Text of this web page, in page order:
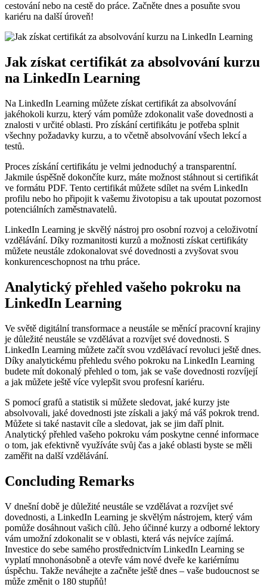
cestování nebo na cestě do práce. Začněte dnes a posuňte svou
kariéru na další úroveň!
Jak získat certifikát za absolvování kurzu
na LinkedIn Learning
Na LinkedIn Learning můžete získat certifikát za absolvování
jakéhokoli kurzu, který vám pomůže zdokonalit vaše dovednosti a
znalosti v určité oblasti. Pro získání certifikátu je potřeba splnit
všechny požadavky kurzu, a to včetně absolvování všech lekcí a
testů.
Proces získání certifikátu je velmi jednoduchý a transparentní.
Jakmile úspěšně dokončíte kurz, máte možnost stáhnout si certifikát
ve formátu PDF. Tento certifikát můžete sdílet na svém LinkedIn
profilu nebo ho připojit k vašemu životopisu a tak upoutat pozornost
potenciálních zaměstnavatelů.
LinkedIn Learning je skvělý nástroj pro osobní rozvoj a celoživotní
vzdělávání. Díky rozmanitosti kurzů a možnosti získat certifikáty
můžete neustále zdokonalovat své dovednosti a zvyšovat svou
konkurenceschopnost na trhu práce.
Analytický přehled vašeho pokroku na
LinkedIn Learning
Ve světě digitální transformace a neustále se měnící pracovní krajiny
je důležité neustále se vzdělávat a rozvíjet své dovednosti. S
LinkedIn Learning můžete začít svou vzdělávací revoluci ještě dnes.
Díky analytickému přehledu svého pokroku na LinkedIn Learning
budete mít dokonalý přehled o tom, jak se vaše dovednosti rozvíjejí
a jak můžete ještě více vylepšit svou profesní kariéru.
S pomocí grafů a statistik si můžete sledovat, jaké kurzy jste
absolvovali, jaké dovednosti jste získali a jaký má váš pokrok trend.
Můžete si také nastavit cíle a sledovat, jak se jim daří plnit.
Analytický přehled vašeho pokroku vám poskytne cenné informace
o tom, jak efektivně využíváte svůj čas a jaké oblasti byste se měli
zaměřit na další vzdělávání.
Concluding Remarks
V dnešní době je důležité neustále se vzdělávat a rozvíjet své
dovednosti, a LinkedIn Learning je skvělým nástrojem, který vám
pomůže dosáhnout vašich cílů. Jeho účinné kurzy a odborné lektory
vám umožní zdokonalit se v oblasti, která vás nejvíce zajímá.
Investice do sebe samého prostřednictvím LinkedIn Learning se
vyplatí mnohonásobně a otevře vám nové dveře ke kariérnímu
úspěchu. Takže neváhejte a začněte ještě dnes – vaše budoucnost se
může změnit o 180 stupňů!